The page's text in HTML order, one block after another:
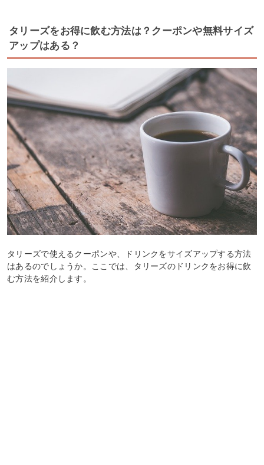
タリーズをお得に飲む方法は？クーポンや無料サイズ
アップはある？
タリーズで使えるクーポンや、ドリンクをサイズアップする方法
はあるのでしょうか。ここでは、タリーズのドリンクをお得に飲
む方法を紹介します。